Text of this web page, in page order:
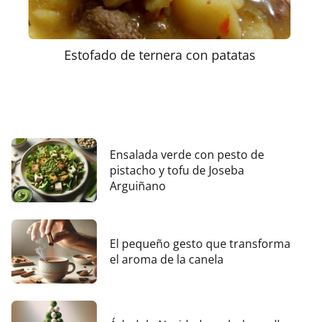
Estofado de ternera con patatas
Ensalada verde con pesto de
pistacho y tofu de Joseba
Arguiñano
El pequeño gesto que transforma
el aroma de la canela